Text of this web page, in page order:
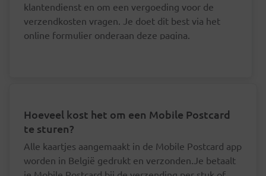
klantendienst en om een vergoeding voor de
verzendkosten vragen. Je doet dit best via het
online formulier onderaan deze pagina.
Hoeveel kost het om een Mobile Postcard
te sturen?
Alle kaartjes aangemaakt in de Mobile Postcard app
worden in België gedrukt en verzonden.Je betaalt